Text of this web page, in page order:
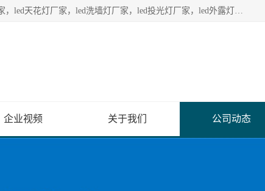
深圳至大光电有限公司生产供应：led护栏管厂家，led点光源厂家，led天花灯厂家，led洗墙灯厂家，led投光灯厂家，led外露灯串厂家， led模组厂家，led控制器厂家，led流星管厂家，led灯带厂家专业生产LED广告招牌照明灯具。
企业视频 关于我们 公司动态